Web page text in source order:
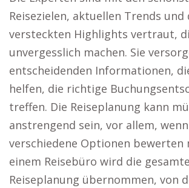
Reisezielen, aktuellen Trends und
versteckten Highlights vertraut,
unvergesslich machen. Sie
entscheidenden Informationen,
helfen, die richtige
treffen. Die Reiseplanung kann
anstrengend sein, vor allem,
verschiedene Optionen bewerten
einem Reisebüro wird die gesamte
Reiseplanung übernommen, von